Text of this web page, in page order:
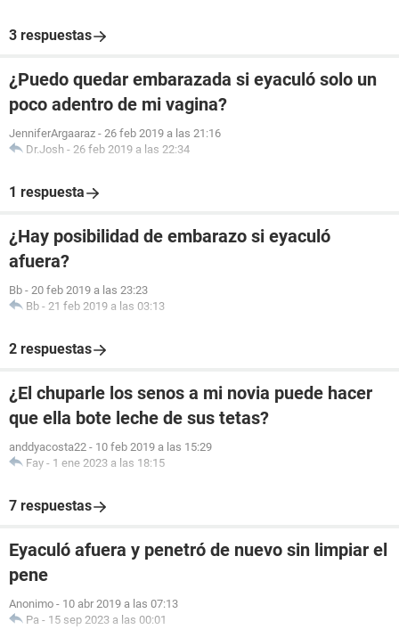
3 respuestas
¿Puedo quedar embarazada si eyaculó solo un
poco adentro de mi vagina?
JenniferArgaaraz - 26 feb 2019 a las 21:16
Dr.Josh - 26 feb 2019 a las 22:34
1 respuesta
¿Hay posibilidad de embarazo si eyaculó
afuera?
Bb - 20 feb 2019 a las 23:23
Bb - 21 feb 2019 a las 03:13
2 respuestas
¿El chuparle los senos a mi novia puede hacer
que ella bote leche de sus tetas?
anddyacosta22 - 10 feb 2019 a las 15:29
Fay - 1 ene 2023 a las 18:15
7 respuestas
Eyaculó afuera y penetró de nuevo sin limpiar el
pene
Anonimo - 10 abr 2019 a las 07:13
Pa - 15 sep 2023 a las 00:01